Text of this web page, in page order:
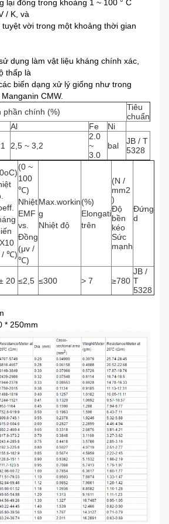
lại đồng trong khoảng 1 ~ 100 ° C
/ K, và
vời trong một khoảng thời gian
dụng làm vật liệu kháng chính xác,
thấp là
biến dạng xử lý giống như trong
CMW.
phần chính (%)
Tiêu
chuẩn
Al Fe Ni
2,5 ~ 3,2
2.0
~
3.0
bal
JB / T
5328
/ ℃)
(0 ~
100
℃)
Nhiệt
EMF
vs.
Đồng
(μv /
℃)
Max.workin
g
Nhiệt độ
(%)
Elongati
trên
(N /
mm2
)
Độ
bền
kéo
Sức
mạnh
Đứng
d
20 ≤2,5 ≤300 > 7 ≥780
JB /
T
5328
* 250mm